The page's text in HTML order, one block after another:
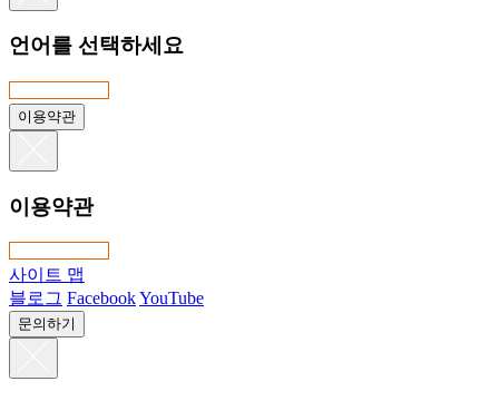
언어를 선택하세요
이용약관
이용약관
사이트 맵
블로그 FacebookYouTube
문의하기